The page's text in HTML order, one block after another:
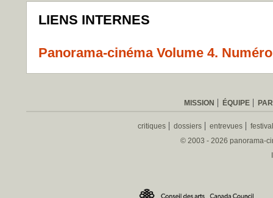
LIENS INTERNES
Panorama-cinéma Volume 4.
MISSION ÉQUIPE
critiques dossiers entrevues
© 2003 - 2026 panorama-